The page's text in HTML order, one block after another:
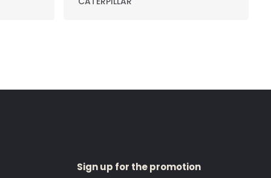
Sign up for the promotion